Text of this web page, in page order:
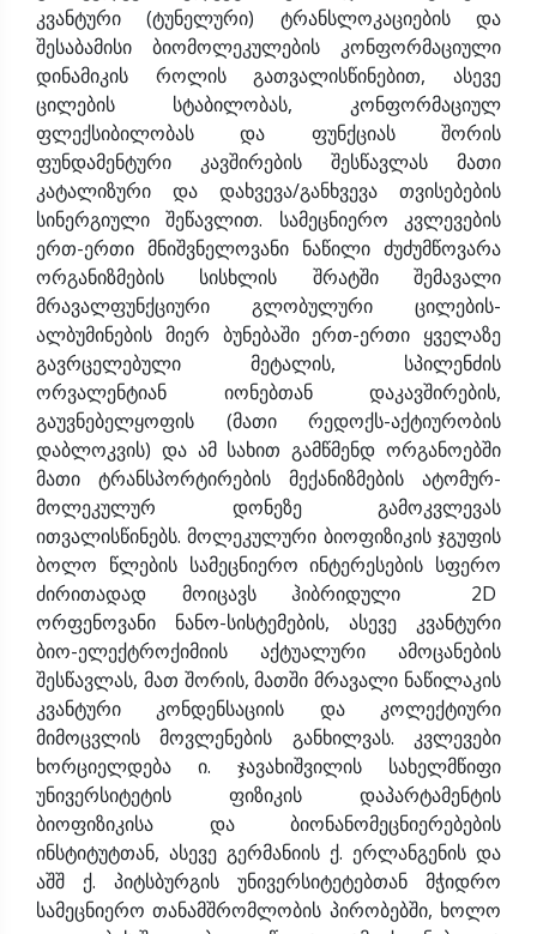
კვანტური (ტუნელური) ტრანსლოკაციების და
შესაბამისი ბიომოლეკულების კონფორმაციული
დინამიკის როლის გათვალისწინებით, ასევე
ცილების სტაბილობას, კონფორმაციულ
ფლექსიბილობას და ფუნქციას შორის
ფუნდამენტური კავშირების შესწავლას მათი
კატალიზური და დახვევა/განხვევა თვისებების
სინერგიული შეწავლით. სამეცნიერო კვლევების
ერთ-ერთი მნიშვნელოვანი ნაწილი ძუძუმწოვარა
ორგანიზმების სისხლის შრატში შემავალი
მრავალფუნქციური გლობულური ცილების-
ალბუმინების მიერ ბუნებაში ერთ-ერთი ყველაზე
გავრცელებული მეტალის, სპილენძის
ორვალენტიან იონებთან დაკავშირების,
გაუვნებელყოფის (მათი რედოქს-აქტიურობის
დაბლოკვის) და ამ სახით გამწმენდ ორგანოებში
მათი ტრანსპორტირების მექანიზმების ატომურ-
მოლეკულურ დონეზე გამოკვლევას
ითვალისწინებს. მოლეკულური ბიოფიზიკის ჯგუფის
ბოლო წლების სამეცნიერო ინტერესების სფერო
ძირითადად მოიცავს ჰიბრიდული 2D
ორფენოვანი ნანო-სისტემების, ასევე კვანტური
ბიო-ელექტროქიმიის აქტუალური ამოცანების
შესწავლას, მათ შორის, მათში მრავალი ნაწილაკის
კვანტური კონდენსაციის და კოლექტიური
მიმოცვლის მოვლენების განხილვას. კვლევები
ხორციელდება ი. ჯავახიშვილის სახელმწიფი
უნივერსიტეტის ფიზიკის დაპარტამენტის
ბიოფიზიკისა და ბიონანომეცნიერებების
ინსტიტუტთან, ასევე გერმანიის ქ. ერლანგენის და
აშშ ქ. პიტსბურგის უნივერსიტეტებთან მჭიდრო
სამეცნიერო თანამშრომლობის პირობებში, ხოლო